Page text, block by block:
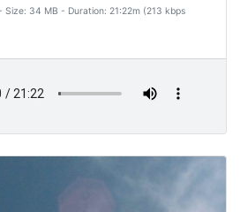
Size: 34 MB - Duration: 21:22m (213 kbps